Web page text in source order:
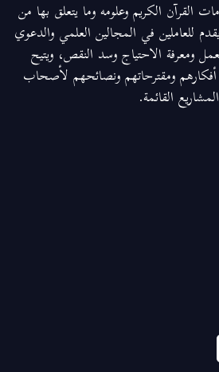
القرآن الكريم وعلومه وما يتعلق بها من
للعاملين في المجالين العلمي والدعوي
ومعرفة الاحتياج وسد النقص، ويتيح
أفكارهم ومقترحاتهم ونصائحهم لأصحاب
المشاريع القائمة.